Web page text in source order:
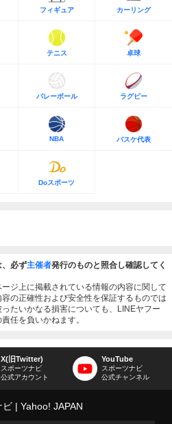
フィギュア カーリング
テニス 卓球
バレーボール ラグビー
NBA バスケ代表
Doスポーツ
、必ず主催者発行のものと照合し確認してく
ジ上に掲載されている情報の内容に関して
の正確性および安全性を保証するものでは
たいかなる損害についても、LINEヤフー
任を負いかねます。
X(旧Twitter)
スポーツナビ
公式アカウント
YouTube
スポーツナビ
公式チャンネル
ビ Yahoo! JAPAN